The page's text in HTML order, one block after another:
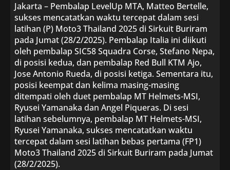
Jakarta – Pembalap LevelUp MTA, Matteo Bertelle,
sukses mencatatkan waktu tercepat dalam sesi
latihan (P) Moto3 Thailand 2025 di Sirkuit Buriram
pada Jumat (28/2/2025). Pembalap Italia ini diikuti
oleh pembalap SIC58 Squadra Corse, Stefano Nepa,
di posisi kedua, dan pembalap Red Bull KTM Ajo,
Jose Antonio Rueda, di posisi ketiga. Sementara itu,
posisi keempat dan kelima masing-masing
ditempati oleh duet pembalap MT Helmets-MSI,
Ryusei Yamanaka dan Angel Piqueras. Di sesi
latihan sebelumnya, pembalap MT Helmets-MSI,
Ryusei Yamanaka, sukses mencatatkan waktu
tercepat dalam sesi latihan bebas pertama (FP1)
Moto3 Thailand 2025 di Sirkuit Buriram pada Jumat
(28/2/2025).